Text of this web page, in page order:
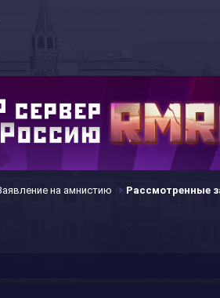
на амнистию Рассмотренные